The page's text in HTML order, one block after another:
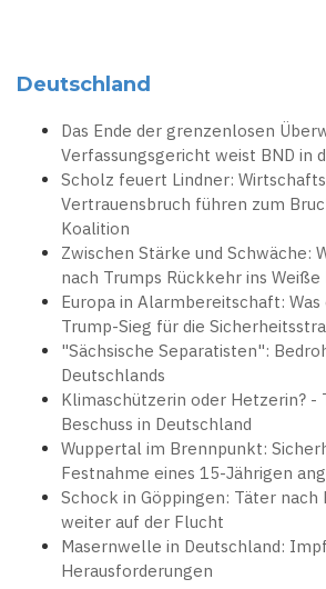
Deutschland
Das Ende der grenzenlosen
Verfassungsgericht weist BND in
Scholz feuert Lindner:
Vertrauensbruch führen zum
Koalition
Zwischen Stärke und Schwäche:
nach Trumps Rückkehr ins Weiße
Europa in Alarmbereitschaft:
Trump-Sieg für die
"Sächsische Separatisten":
Deutschlands
Klimaschützerin oder Hetzerin? -
Beschuss in Deutschland
Wuppertal im Brennpunkt:
Festnahme eines 15-Jährigen
Schock in Göppingen: Täter nach
weiter auf der Flucht
Masernwelle in Deutschland:
Herausforderungen